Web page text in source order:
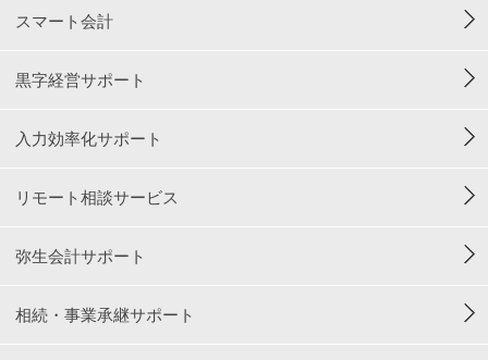
スマート会計
黒字経営サポート
入力効率化サポート
リモート相談サービス
弥生会計サポート
相続・事業承継サポート